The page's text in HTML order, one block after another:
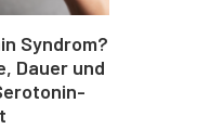
Syndrom?
Dauer und